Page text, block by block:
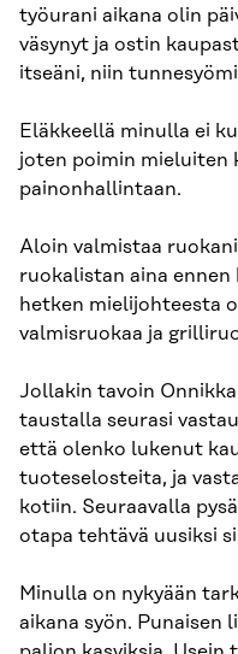
työurani aikana olin
väsynyt ja ostin
itseäni, niin
Eläkkeellä minulla ei
joten poimin mieluiten
painonhallintaan.
Aloin valmistaa
ruokalistan aina ennen
hetken mielijohteesta
valmisruokaa ja
Jollakin tavoin
taustalla seurasi
että olenko lukenut
tuoteselosteita, ja
kotiin. Seuraavalla
otapa tehtävä uusiksi
Minulla on nykyään
aikana syön. Punaisen